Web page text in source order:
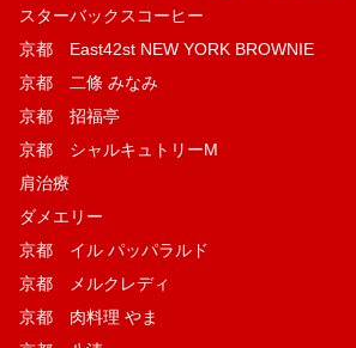
スターバックスコーヒー
京都 East42st NEW YORK BROWNIE
京都 二條 みなみ
京都 招福亭
京都 シャルキュトリーM
肩治療
ダメエリー
京都 イル パッパラルド
京都 メルクレディ
京都 肉料理 やま